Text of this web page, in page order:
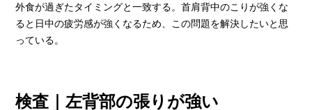
外食が過ぎたタイミングと一致する。首肩背中のこりが強くな
ると日中の疲労感が強くなるため、この問題を解決したいと思
っている。
検査｜左背部の張りが強い